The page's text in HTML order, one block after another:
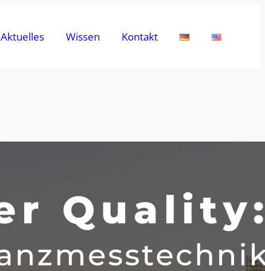
Aktuelles Wissen Kontakt